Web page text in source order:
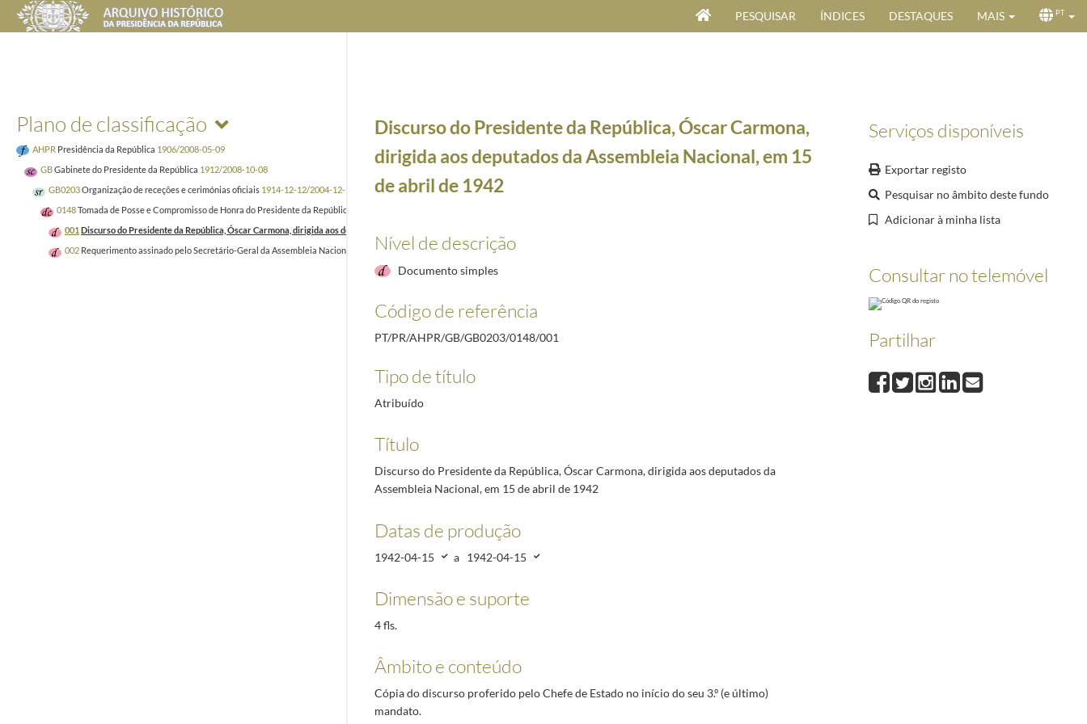
PESQUISAR ÍNDICES DESTAQUES MAIS PT
Plano de classificação
AHPR Presidência da República 1906/2008-05-09
GBGabinete do Presidente da República 1912/2008-10-08
GB0203Organização de receções e cerimónias oficiais 1914-12-12/2004-12-17
0148Tomada de Posse e Compromisso de Honra do Presidente da República, Óscar Carmona, perante a Assembleia Nacional, em 15 de abril de 1942
001 Discurso do Presidente da República, Óscar Carmona, dirigida aos deputados da Assembleia Nacional, em 15 de abril de 1942
002 Requerimento assinado pelo Secretário-Geral da Assembleia Nacional, solicitando ao Secretário-Geral da Presidência da República a comparência no Palácio de S. Bento de empregados de pessoal menor para o desempenho de diversos serviços, no âmbito da
Serviços disponíveis
Exportar registo
Pesquisar no âmbito deste fundo
Adicionar à minha lista
Consultar no telemóvel
Partilhar
Discurso do Presidente da República, Óscar Carmona,
dirigida aos deputados da Assembleia Nacional, em 15
de abril de 1942
Nível de descrição
Documento simples
Código de referência
PT/PR/AHPR/GB/GB0203/0148/001
Tipo de título
Atribuído
Título
Discurso do Presidente da República, Óscar Carmona, dirigida aos deputados da
Assembleia Nacional, em 15 de abril de 1942
Datas de produção
1942-04-15 a 1942-04-15
Dimensão e suporte
4 fls.
Âmbito e conteúdo
Cópia do discurso proferido pelo Chefe de Estado no início do seu 3.º (e último)
mandato.